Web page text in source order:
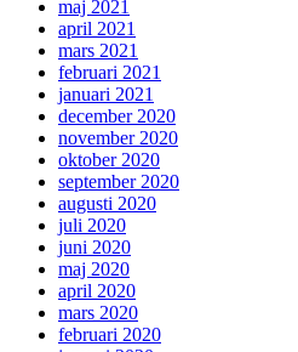
maj 2021
april 2021
mars 2021
februari 2021
januari 2021
december 2020
november 2020
oktober 2020
september 2020
augusti 2020
juli 2020
juni 2020
maj 2020
april 2020
mars 2020
februari 2020